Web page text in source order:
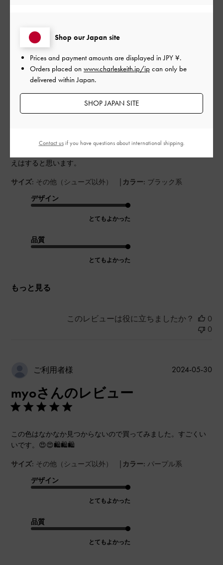
ご利用者様
高見えします！
に持つのは難しいかもしれません。
えはすると思います。
サイズ: その他（シューズ以外） | カラー: ブラック系
デザイン
とてもよかった
品質
とてもよかった
もっと見る
2024-06-05
このレビューは役に立ちましたか？
0
0
ご利用者様
myoさんのレビュー
この色はなかなか見つからないので買ってみました。すごくい
いです。😍😍🛍️🛍️🛍️
サイズ: その他（シューズ以外） | カラー: パープル系
デザイン
とてもよかった
品質
とてもよかった
公
2024-05-30
Shop our Japan site
Prices and payment amounts are displayed inJPY ¥.
Orders placed on www.charleskeith.jp/jp can only be
delivered within Japan.
SHOP JAPAN SITE
Contact usif you have questions about international shipping.